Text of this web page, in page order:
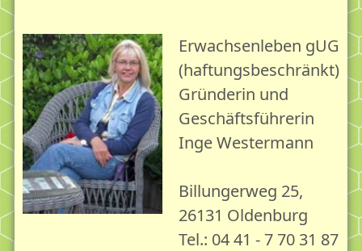
Kontakt und Anfahrt
Die erschöpfte Gesellschaft
Die Erschöpfungskrise des Erwachsenen - Die Lage
Erschöpfungsdepression - Depression
Der erschöpfte Erwachsene
Die erschöpfte Gesellschaft
Erschöpfung als Aufgabe und Chance
Erwachsenleben gUG
(haftungsbeschränkt)
Gründerin und
Geschäftsführerin
Inge Westermann
Billungerweg 25,
26131 Oldenburg
Tel.: 04 41 - 7 70 31 87